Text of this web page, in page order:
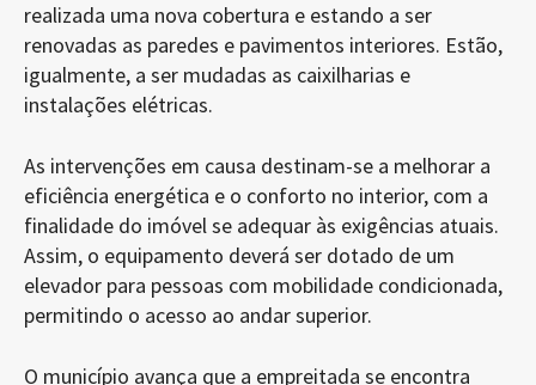
realizada uma nova cobertura e estando a ser
renovadas as paredes e pavimentos interiores. Estão,
igualmente, a ser mudadas as caixilharias e
instalações elétricas.
As intervenções em causa destinam-se a melhorar a
eficiência energética e o conforto no interior, com a
finalidade do imóvel se adequar às exigências atuais.
Assim, o equipamento deverá ser dotado de um
elevador para pessoas com mobilidade condicionada,
permitindo o acesso ao andar superior.
O município avança que a empreitada se encontra